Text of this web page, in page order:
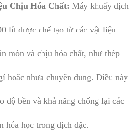
Chịu Hóa Chất: Máy khuấy dịch
lít được chế tạo từ các vật liệu
mòn và chịu hóa chất, như thép
hoặc nhựa chuyên dụng. Điều này
độ bền và khả năng chống lại các
hóa học trong dịch đặc.